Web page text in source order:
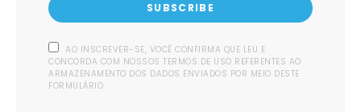
SUBSCRIBE
AO INSCREVER-SE, VOCÊ CONFIRMA QUE LEU E
CONCORDA COM NOSSOS TERMOS DE USO REFERENTES AO
ARMAZENAMENTO DOS DADOS ENVIADOS POR MEIO DESTE
FORMULÁRIO.